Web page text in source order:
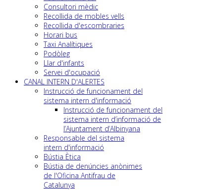
Consultori mèdic
Recollida de mobles vells
Recollida d'escombraries
Horari bus
Taxi Analítiques
Podòleg
Llar d'infants
Servei d'ocupació
CANAL INTERN D'ALERTES
Instrucció de funcionament del
sistema intern d'informació
Instrucció de funcionament del
sistema intern d’informació de
l’Ajuntament d’Albinyana
Responsable del sistema
intern d'informació
Bústia Ètica
Bústia de denúncies anònimes
de l'Oficina Antifrau de
Catalunya